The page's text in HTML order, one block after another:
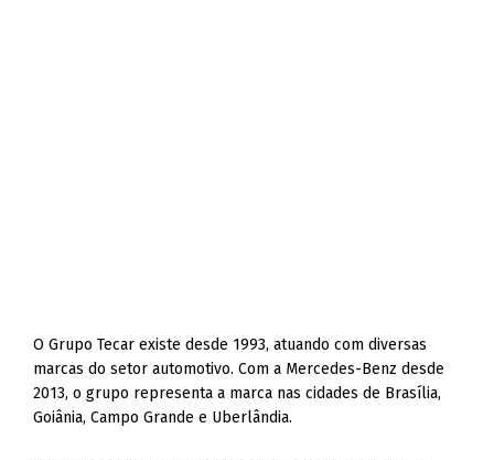
O Grupo Tecar existe desde 1993, atuando com diversas
marcas do setor automotivo. Com a Mercedes-Benz desde
2013, o grupo representa a marca nas cidades de Brasília,
Goiânia, Campo Grande e Uberlândia.